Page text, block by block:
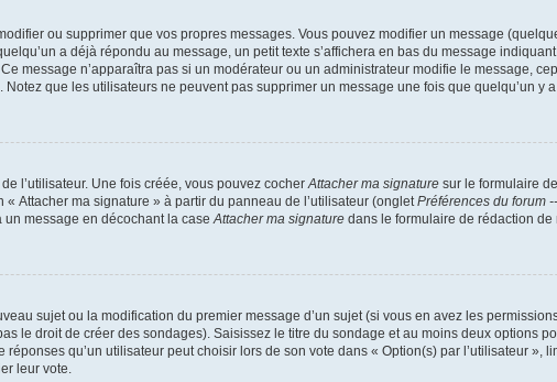
ou supprimer que vos propres messages. Vous pouvez modifier un message
a déjà répondu au message, un petit texte s’affichera en bas du message
message n’apparaîtra pas si un modérateur ou un administrateur modifie le message,
que les utilisateurs ne peuvent pas supprimer un message une fois que quelqu’un y a
l’utilisateur. Une fois créée, vous pouvez cocher Attacher ma signature sur le formulaire
Attacher ma signature » à partir du panneau de l’utilisateur (onglet Préférences du forum
message en décochant la case Attacher ma signature dans le formulaire de rédaction de
sujet ou la modification du premier message d’un sujet (si vous en avez les
le droit de créer des sondages). Saisissez le titre du sondage et au moins deux options
qu’un utilisateur peut choisir lors de son vote dans « Option(s) par l’utilisateur »,
leur vote.